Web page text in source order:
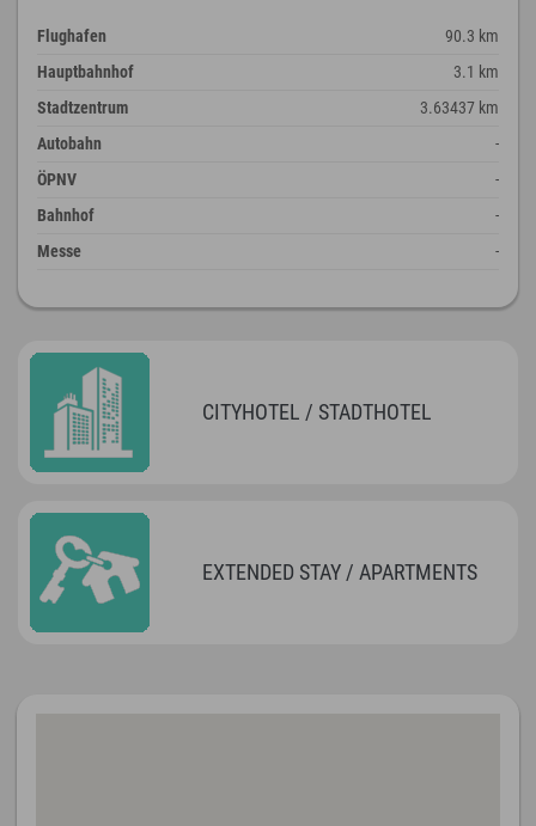
Flughafen
90.3 km
Hauptbahnhof
3.1 km
Stadtzentrum
3.63437 km
Autobahn
-
ÖPNV
-
Bahnhof
-
Messe
-
CITYHOTEL / STADTHOTEL
EXTENDED STAY / APARTMENTS